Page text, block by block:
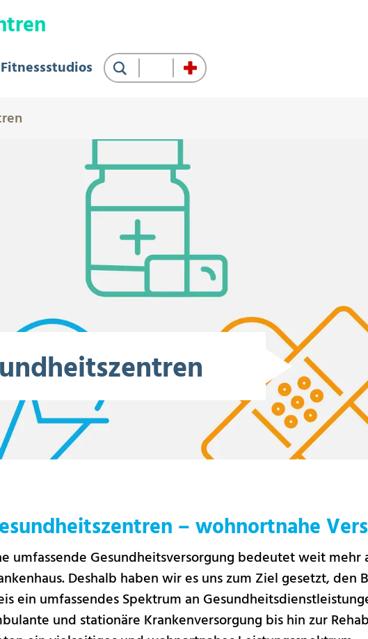
Suche
– wohnortnahe
umfassende Gesundheitsversorgung bedeutet weit
Deshalb haben wir es uns zum Ziel gesetzt,
ein umfassendes Spektrum an
und stationäre Krankenversorgung bis hin zur